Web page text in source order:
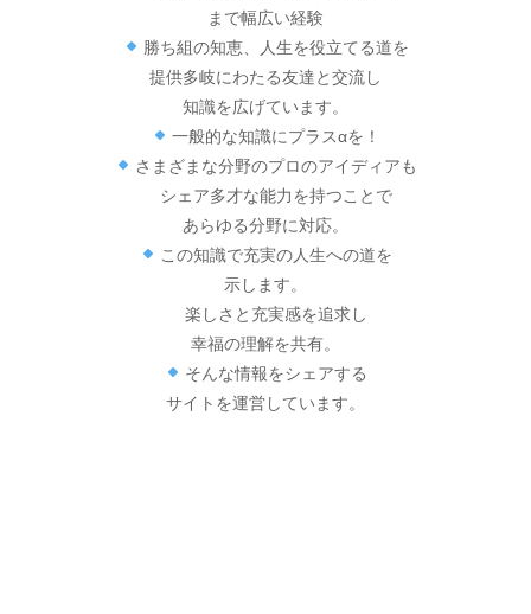
まで幅広い経験
勝ち組の知恵、人生を役立てる道を
提供多岐にわたる友達と交流し
知識を広げています。
一般的な知識にプラスαを！
さまざまな分野のプロのアイディアも
シェア多才な能力を持つことで
あらゆる分野に対応。
この知識で充実の人生への道を
示します。
楽しさと充実感を追求し
幸福の理解を共有。
そんな情報をシェアする
サイトを運営しています。